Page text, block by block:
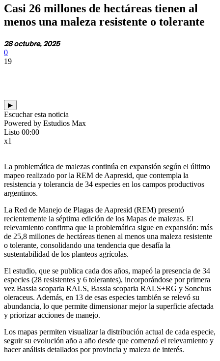
Casi 26 millones de hectáreas tienen al
menos una maleza resistente o tolerante
28 octubre, 2025
0
19
▶
Escuchar esta noticia
Powered by Estudios Max
Listo 00:00
x1
La problemática de malezas continúa en expansión según el último
mapeo realizado por la REM de Aapresid, que contempla la
resistencia y tolerancia de 34 especies en los campos productivos
argentinos.
La Red de Manejo de Plagas de Aapresid (REM) presentó
recientemente la séptima edición de los Mapas de malezas. El
relevamiento confirma que la problemática sigue en expansión: más
de 25,8 millones de hectáreas tienen al menos una maleza resistente
o tolerante, consolidando una tendencia que desafía la
sustentabilidad de los planteos agrícolas.
El estudio, que se publica cada dos años, mapeó la presencia de 34
especies (28 resistentes y 6 tolerantes), incorporándose por primera
vez Bassia scoparia RALS, Bassia scoparia RALS+RG y Sonchus
oleraceus. Además, en 13 de esas especies también se relevó su
abundancia, lo que permite dimensionar mejor la superficie afectada
y priorizar acciones de manejo.
Los mapas permiten visualizar la distribución actual de cada especie,
seguir su evolución año a año desde que comenzó el relevamiento y
hacer análisis detallados por provincia y maleza de interés.